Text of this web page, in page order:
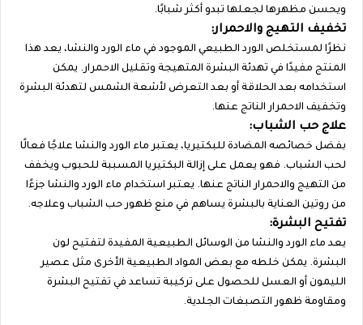
ويحسن مظهرها لجعلها تبدو أكثر شبابًا.
تخفيف التهيج والاحمرار:
نظرًا لمستخلص الورد الطبيعي الموجود في ماء الورد والنشا، يعد هذا
المنتج مفيدًا في تهدئة البشرة المتهيجة وتقليل الاحمرار. يمكن
استخدامه بعد الحلاقة أو بعد التعرض لأشعة الشمس لتهدئة البشرة
وتخفيف الاحمرار الناتج عنها.
علاج حب الشباب:
بفضل خصائصه المضادة للبكتيريا، يعتبر ماء الورد والنشا علاجًا فعالًا
لحب الشباب. فهو يعمل على إزالة البكتيريا المسببة للحبوب ويخفف
من التهيج والاحمرار الناتج عنها. يعتبر استخدام ماء الورد والنشا جزءًا
من روتين العناية بالبشرة يساهم في منع ظهور حب الشباب وعلاجه.
تفتيح البشرة:
يعد ماء الورد والنشا من الوسائل الطبيعية المفيدة لتفتيح لون
البشرة. يمكن خلطه مع بعض المواد الطبيعية الأخرى مثل عصير
الليمون أو العسل للحصول على تركيبة تساعد في تفتيح البشرة
ومقاومة ظهور التصبغات الجلدية.